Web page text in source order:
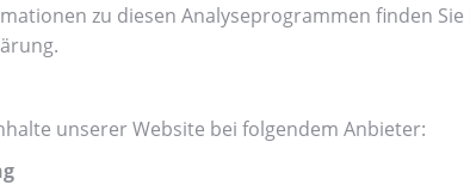
zu diesen Analyseprogrammen finden
unserer Website bei folgendem Anbieter: